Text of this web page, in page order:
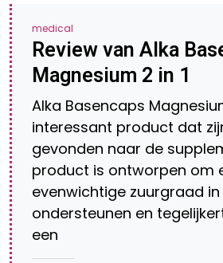
medical
Review van Alka
Magnesium 2 in 1
Alka Basencaps
interessant product dat
gevonden naar de
product is ontworpen om
evenwichtige zuurgraad
ondersteunen en
een